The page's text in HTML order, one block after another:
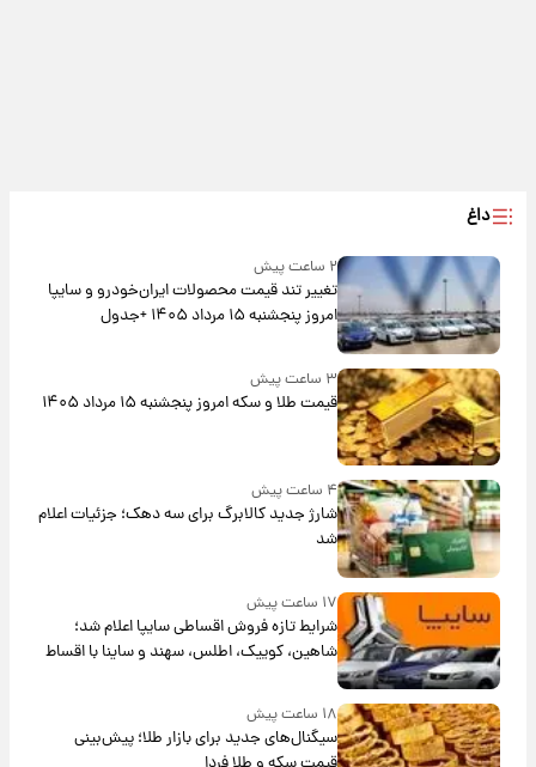
داغ
۲ ساعت پیش
تغییر تند قیمت محصولات ایران‌خودرو و سایپا
امروز پنجشنبه ۱۵ مرداد ۱۴۰۵ +جدول
۳ ساعت پیش
قیمت طلا و سکه امروز پنجشنبه ۱۵ مرداد ۱۴۰۵
۴ ساعت پیش
شارژ جدید کالابرگ برای سه دهک؛ جزئیات اعلام
شد
۱۷ ساعت پیش
شرایط تازه فروش اقساطی سایپا اعلام شد؛
شاهین، کوییک، اطلس، سهند و ساینا با اقساط
بلندمدت + جدول
۱۸ ساعت پیش
سیگنال‌های جدید برای بازار طلا؛ پیش‌بینی